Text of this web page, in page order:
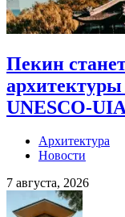
Пекин
архитектуры
UNESCO-UIA
Архитектура
Новости
7 августа, 2026